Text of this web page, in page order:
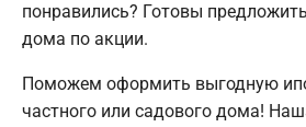
понравились? Готовы
дома по акции.
Поможем оформить выгодную
частного или садового дома!